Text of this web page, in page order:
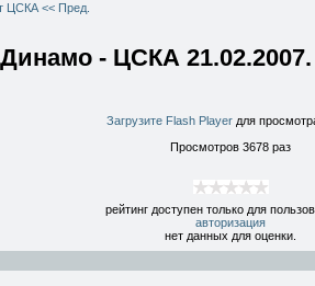
ЦСКА << Пред.
Динамо - ЦСКА
Загрузите Flash Playerдля
Просмотров 3678 раз
рейтинг доступен только для
авторизация
нет данных для оценки.